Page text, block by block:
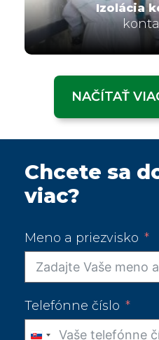
Izolácia
NAČÍTAŤ
Chcete sa
viac?
Meno a priezvisko
Telefónne číslo